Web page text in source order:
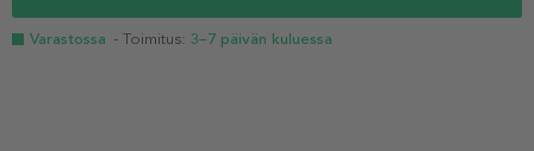
Varastossa - Toimitus: 3–7 päivän kuluessa